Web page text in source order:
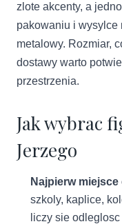
zlote akcenty, a
pakowaniu i
metalowy. Rozmiar,
dostawy warto
przestrzenia.
Jak wybrac
Jerzego
Najpierw
szkoly, kaplice,
liczy sie